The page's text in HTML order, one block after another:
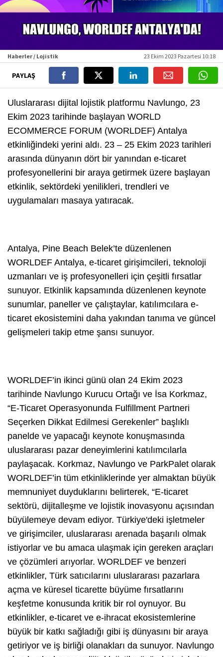
Haberler / Lojistik 23 Ekim 2023 Pazartesi 10:18
PAYLAŞ
Uluslararası dijital lojistik platformu Navlungo, 23
Ekim 2023 tarihinde başlayan WORLD
ECOMMERCE FORUM (WORLDEF) Antalya
etkinliğindeki yerini aldı. 23 – 25 Ekim 2023 tarihleri
arasında dünyanın dört bir yanından e-ticaret
profesyonellerini bir araya getirmek üzere başlayan
etkinlik, sektördeki yenilikleri, trendleri ve
uygulamaları masaya yatıracak.
Antalya, Pine Beach Belek’te düzenlenen
WORLDEF Antalya, e-ticaret girişimcileri, teknoloji
uzmanları ve iş profesyonelleri için çeşitli fırsatlar
sunuyor. Etkinlik kapsamında düzenlenen keynote
sunumlar, paneller ve çalıştaylar, katılımcılara e-
ticaret ekosistemini daha yakından tanıma ve güncel
gelişmeleri takip etme şansı sunuyor.
WORLDEF’in ikinci günü olan 24 Ekim 2023
tarihinde Navlungo Kurucu Ortağı ve İsa Korkmaz,
“E-Ticaret Operasyonunda Fulfillment Partneri
Seçerken Dikkat Edilmesi Gerekenler” başlıklı
panelde ve yapacağı keynote konuşmasında
uluslararası pazar deneyimlerini katılımcılarla
paylaşacak. Korkmaz, Navlungo ve ParkPalet olarak
WORLDEF’in tüm etkinliklerinde yer almaktan büyük
memnuniyet duyduklarını belirterek, “E-ticaret
sektörü, dijitalleşme ve lojistik inovasyonu açısından
büyülemeye devam ediyor. Türkiye'deki işletmeler
ve girişimciler, uluslararası arenada başarılı olmak
istiyorlar ve bu amaca ulaşmak için gereken araçları
ve çözümleri arıyorlar. WORLDEF ve benzeri
etkinlikler, Türk satıcılarını uluslararası pazarlara
açma ve küresel ticarette büyüme fırsatlarını
keşfetme konusunda kritik bir rol oynuyor. Bu
etkinlikler, e-ticaret ve e-ihracat ekosistemlerine
büyük bir katkı sağladığı gibi iş dünyasını bir araya
getiriyor ve iş birliği olanakları da sunuyor. Navlungo